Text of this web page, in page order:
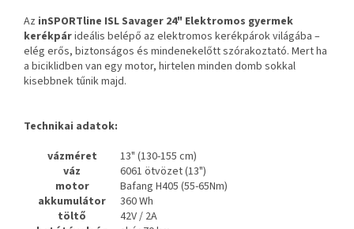
Az inSPORTline ISL Savager 24" Elektromos gyermek
kerékpárideális belépő az elektromos kerékpárok világába –
elég erős, biztonságos és mindenekelőtt szórakoztató. Mert ha
a biciklidben van egy motor, hirtelen minden domb sokkal
kisebbnek tűnik majd.
Technikai adatok:
vázméret
13" (130-155 cm)
váz
6061 ötvözet (13")
motor
Bafang H405 (55-65Nm)
akkumulátor
360 Wh
töltő
42V / 2A